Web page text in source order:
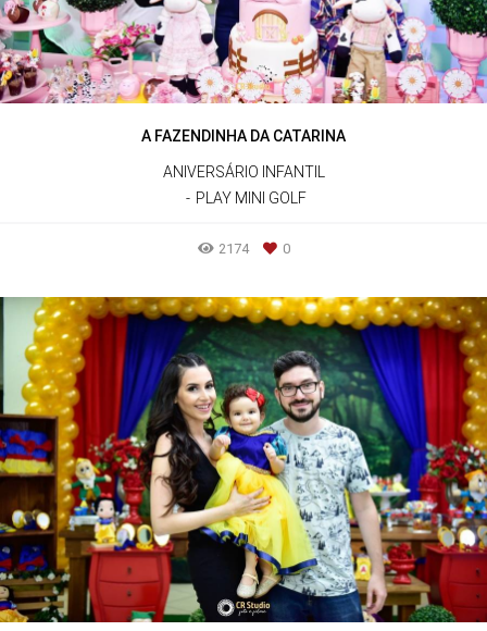
A FAZENDINHA DA CATARINA
ANIVERSÁRIO INFANTIL
PLAY MINI GOLF
2174 0